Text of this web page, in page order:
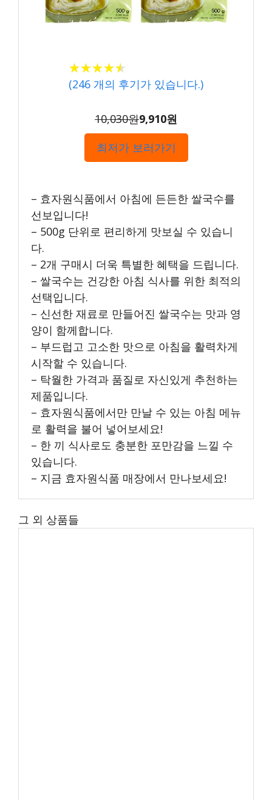
★★★★★
★★★★★
(246 개의 후기가 있습니다.)
10,030원9,910원
최저가 보러가기
– 효자원식품에서 아침에 든든한 쌀국수를
선보입니다!
– 500g 단위로 편리하게 맛보실 수 있습니
다.
– 2개 구매시 더욱 특별한 혜택을 드립니다.
– 쌀국수는 건강한 아침 식사를 위한 최적의
선택입니다.
– 신선한 재료로 만들어진 쌀국수는 맛과 영
양이 함께합니다.
– 부드럽고 고소한 맛으로 아침을 활력차게
시작할 수 있습니다.
– 탁월한 가격과 품질로 자신있게 추천하는
제품입니다.
– 효자원식품에서만 만날 수 있는 아침 메뉴
로 활력을 불어 넣어보세요!
– 한 끼 식사로도 충분한 포만감을 느낄 수
있습니다.
– 지금 효자원식품 매장에서 만나보세요!
그 외 상품들